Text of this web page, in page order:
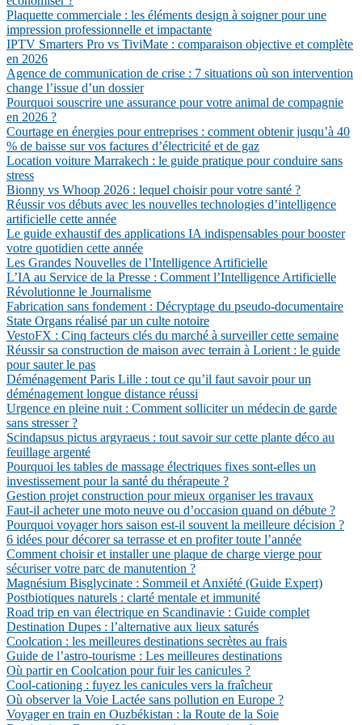
Plaquette commerciale : les éléments design à soigner pour une
impression professionnelle et impactante
IPTV Smarters Pro vs TiviMate : comparaison objective et complète
en 2026
Agence de communication de crise : 7 situations où son intervention
change l’issue d’un dossier
Pourquoi souscrire une assurance pour votre animal de compagnie
en 2026 ?
Courtage en énergies pour entreprises : comment obtenir jusqu’à 40
% de baisse sur vos factures d’électricité et de gaz
Location voiture Marrakech : le guide pratique pour conduire sans
stress
Bionny vs Whoop 2026 : lequel choisir pour votre santé ?
Réussir vos débuts avec les nouvelles technologies d’intelligence
artificielle cette année
Le guide exhaustif des applications IA indispensables pour booster
votre quotidien cette année
Les Grandes Nouvelles de l’Intelligence Artificielle
L’IA au Service de la Presse : Comment l’Intelligence Artificielle
Révolutionne le Journalisme
Fabrication sans fondement : Décryptage du pseudo-documentaire
State Organs réalisé par un culte notoire
VestoFX : Cinq facteurs clés du marché à surveiller cette semaine
Réussir sa construction de maison avec terrain à Lorient : le guide
pour sauter le pas
Déménagement Paris Lille : tout ce qu’il faut savoir pour un
déménagement longue distance réussi
Urgence en pleine nuit : Comment solliciter un médecin de garde
sans stresser ?
Scindapsus pictus argyraeus : tout savoir sur cette plante déco au
feuillage argenté
Pourquoi les tables de massage électriques fixes sont-elles un
investissement pour la santé du thérapeute ?
Gestion projet construction pour mieux organiser les travaux
Faut-il acheter une moto neuve ou d’occasion quand on débute ?
Pourquoi voyager hors saison est-il souvent la meilleure décision ?
6 idées pour décorer sa terrasse et en profiter toute l’année
Comment choisir et installer une plaque de charge vierge pour
sécuriser votre parc de manutention ?
Magnésium Bisglycinate : Sommeil et Anxiété (Guide Expert)
Postbiotiques naturels : clarté mentale et immunité
Road trip en van électrique en Scandinavie : Guide complet
Destination Dupes : l’alternative aux lieux saturés
Coolcation : les meilleures destinations secrètes au frais
Guide de l’astro-tourisme : Les meilleures destinations
Où partir en Coolcation pour fuir les canicules ?
Cool-cationing : fuyez les canicules vers la fraîcheur
Où observer la Voie Lactée sans pollution en Europe ?
Voyager en train en Ouzbékistan : la Route de la Soie